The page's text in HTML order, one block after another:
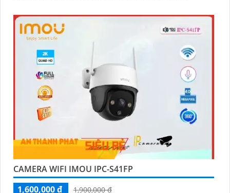
CAMERA WIFI IMOU IPC-S41FP
1,600,000 ₫
1,900,000 ₫